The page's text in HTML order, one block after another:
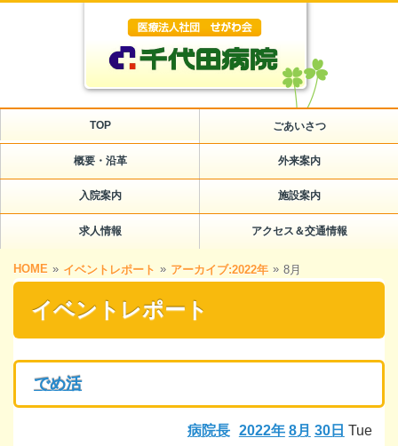
TOP ごあいさつ
概要・沿革 外来案内
入院案内 施設案内
求人情報 アクセス＆交通情報
HOME » イベントレポート » アーカイブ:2022年 » 8月
イベントレポート
でめ活
2022年 8月 30日 Tue
病院長